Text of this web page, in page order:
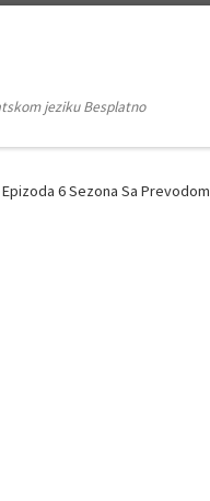
jeziku Besplatno
6 Sezona Sa Prevodom